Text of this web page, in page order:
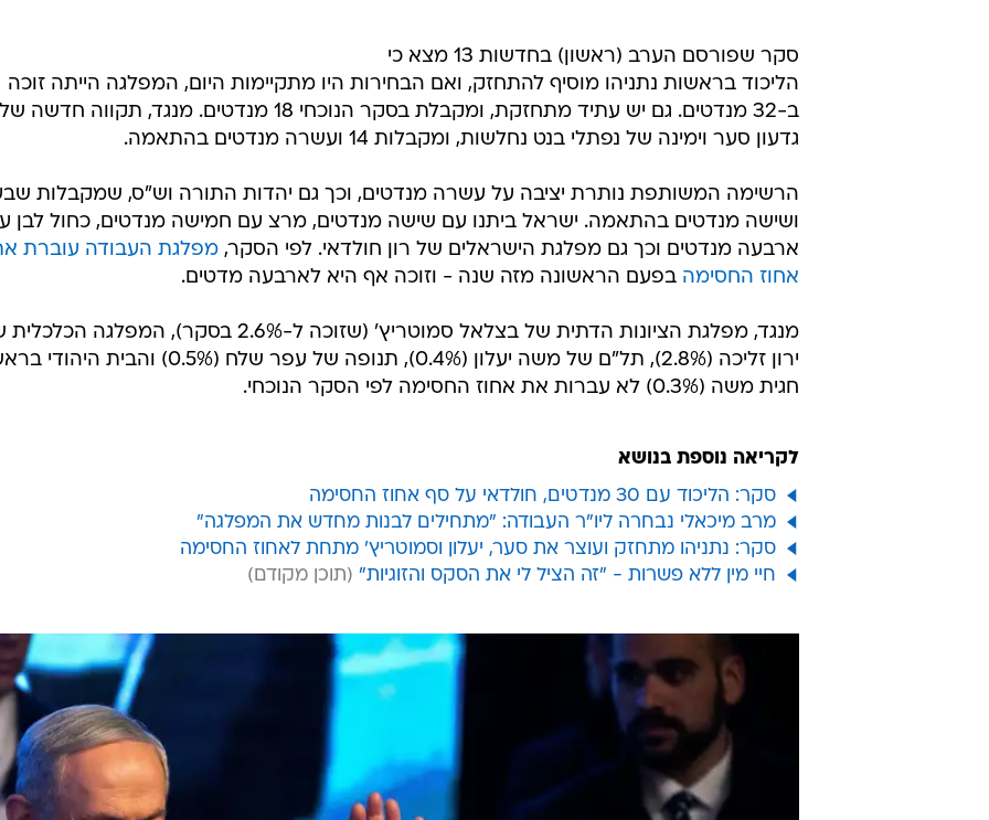
סקר שפורסם הערב (ראשון) בחדשות 13 מצא כי
הליכוד בראשות נתניהו מוסיף להתחזק, ואם הבחירות היו מתקיימות היום, המפלגה הייתה זוכה
ב-32 מנדטים. גם יש עתיד מתחזקת, ומקבלת בסקר הנוכחי 18 מנדטים. מנגד, תקווה חדשה של
גדעון סער וימינה של נפתלי בנט נחלשות, ומקבלות 14 ועשרה מנדטים בהתאמה.
הרשימה המשותפת נותרת יציבה על עשרה מנדטים, וכך גם יהדות התורה וש"ס, שמקבלות
ושישה מנדטים בהתאמה. ישראל ביתנו עם שישה מנדטים, מרצ עם חמישה מנדטים, כחול לבן
ארבעה מנדטים וכך גם מפלגת הישראלים של רון חולדאי. לפי הסקר, מפלגת העבודה עוברת
אחוז החסימה בפעם הראשונה מזה שנה - וזוכה אף היא לארבעה מדטים.
מנגד, מפלגת הציונות הדתית של בצלאל סמוטריץ' (שזוכה ל-2.6% בסקר), המפלגה
ירון זליכה (2.8%), תל"ם של משה יעלון (0.4%), תנופה של עפר שלח (0.5%)
חגית משה (0.3%) לא עברות את אחוז החסימה לפי הסקר הנוכחי.
לקריאה נוספת בנושא
סקר: הליכוד עם 30 מנדטים, חולדאי על סף אחוז החסימה
מרב מיכאלי נבחרה ליו"ר העבודה: "מתחילים לבנות מחדש את המפלגה"
סקר: נתניהו מתחזק ועוצר את סער, יעלון וסמוטריץ' מתחת לאחוז החסימה
חיי מין ללא פשרות - "זה הציל לי את הסקס והזוגיות"